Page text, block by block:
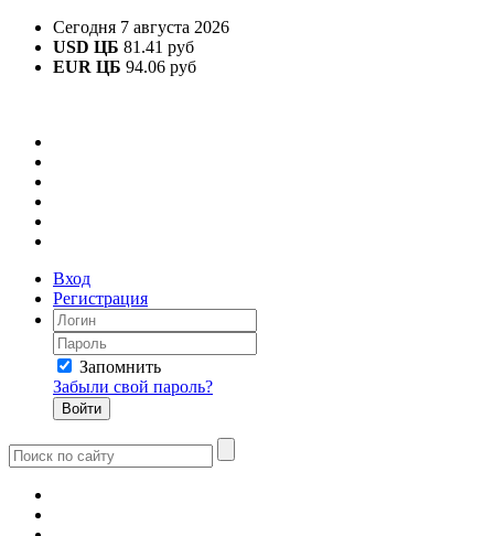
Сегодня 7 августа 2026
USD ЦБ 81.41 руб
EUR ЦБ 94.06 руб
Вход
Регистрация
Запомнить
Забыли свой пароль?